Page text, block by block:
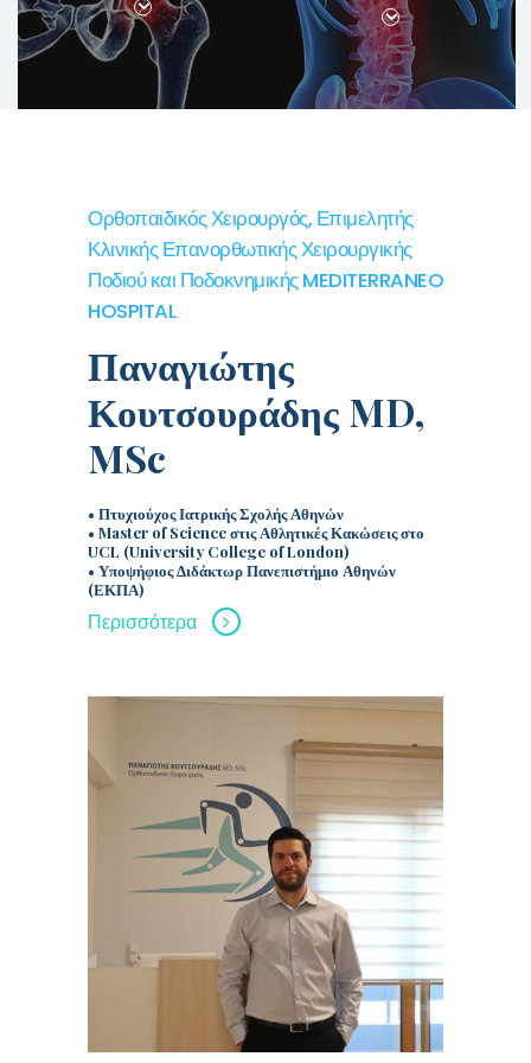
Ορθοπαιδικός Χειρουργός, Επιμελητής
Κλινικής Επανορθωτικής Χειρουργικής
Ποδιού και Ποδοκνημικής MEDITERRANEO
HOSPITAL
Παναγιώτης
Κουτσουράδης MD,
MSc
• Πτυχιούχος Ιατρικής Σχολής Αθηνών
• Master of Science στις Αθλητικές Κακώσεις στο
UCL (University College of London)
• Υποψήφιος Διδάκτωρ Πανεπιστήμιο Αθηνών
(ΕΚΠΑ)
Περισσότερα